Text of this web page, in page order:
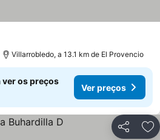
Villarrobledo, a 13.1 km de El Provencio
ver os preços
Ver preços
Partilhar